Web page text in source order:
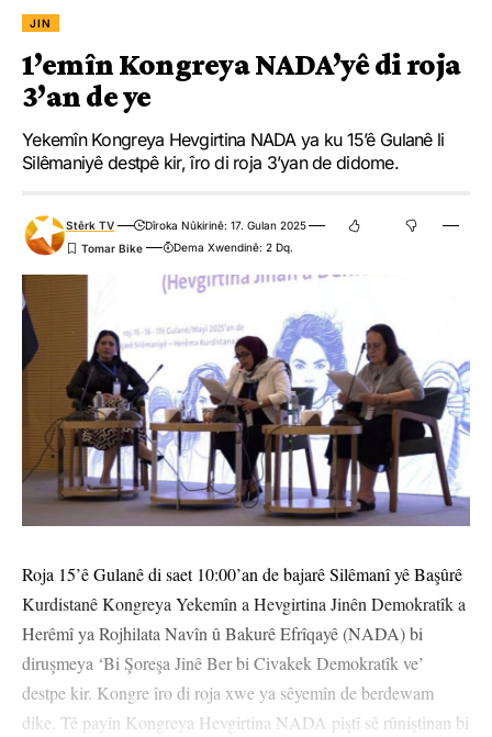
JIN
1’emîn Kongreya NADA’yê di roja
3’an de ye
Yekemîn Kongreya Hevgirtina NADA ya ku 15’ê Gulanê li
Silêmaniyê destpê kir, îro di roja 3’yan de didome.
Stêrk TV
Dîroka Nûkirinê: 17. Gulan 2025
Dema Xwendinê: 2 Dq.
Roja 15’ê Gulanê di saet 10:00’an de bajarê Silêmanî yê Başûrê
Kurdistanê Kongreya Yekemîn a Hevgirtina Jinên Demokratîk a
Herêmî ya Rojhilata Navîn û Bakurê Efrîqayê (NADA) bi
diruşmeya ‘Bi Şoreşa Jinê Ber bi Civakek Demokratîk ve’
destpe kir. Kongre îro di roja xwe ya sêyemîn de berdewam
dike. Tê payîn Kongreya Hevgirtina NADA piştî sê rûniştinan bi